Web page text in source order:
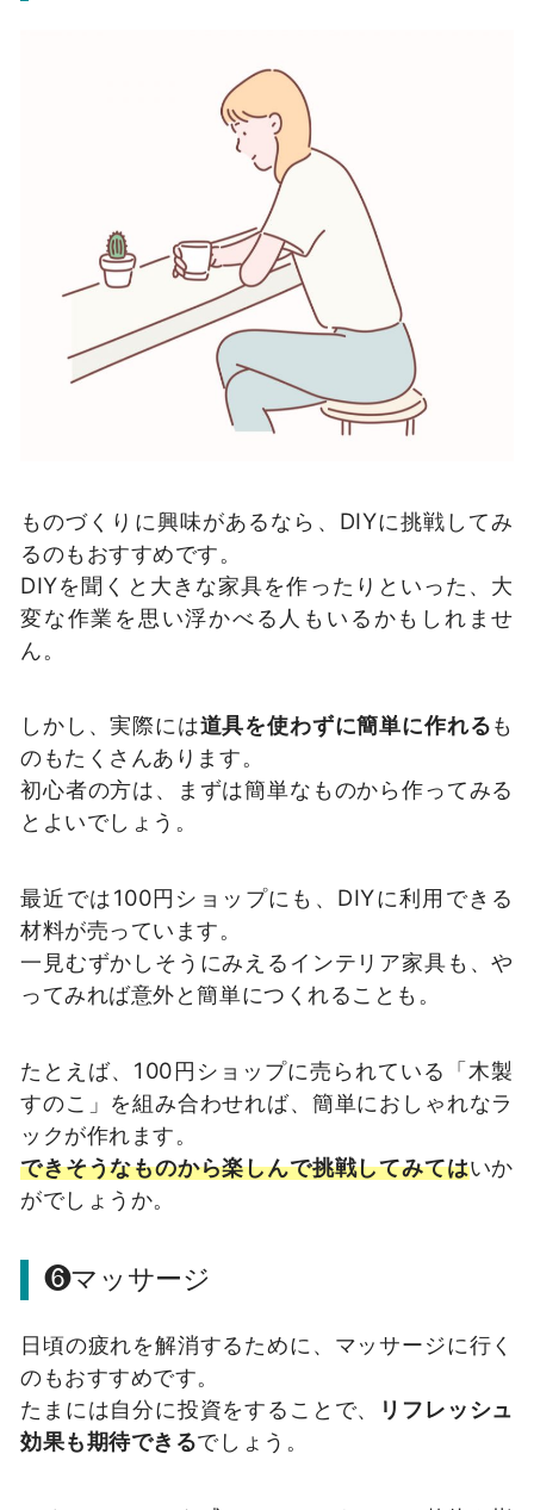
ものづくりに興味があるなら、DIYに挑戦してみ
るのもおすすめです。
DIYを聞くと大きな家具を作ったりといった、大
変な作業を思い浮かべる人もいるかもしれませ
ん。
しかし、実際には道具を使わずに簡単に作れるも
のもたくさんあります。
初心者の方は、まずは簡単なものから作ってみる
とよいでしょう。
最近では100円ショップにも、DIYに利用できる
材料が売っています。
一見むずかしそうにみえるインテリア家具も、や
ってみれば意外と簡単につくれることも。
たとえば、100円ショップに売られている「木製
すのこ」を組み合わせれば、簡単におしゃれなラ
ックが作れます。
できそうなものから楽しんで挑戦してみてはいか
がでしょうか。
❻マッサージ
日頃の疲れを解消するために、マッサージに行く
のもおすすめです。
たまには自分に投資をすることで、
リフレッシュ
効果も期待できるでしょう。